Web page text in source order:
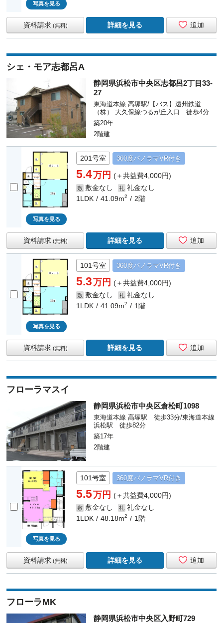
写真を見る
追加
資料請求 (無料) 詳細を見る
シェ・モア志都呂A
静岡県浜松市中央区志都呂2丁目33-
27
東海道本線 高塚駅/【バス】遠州鉄道
（株） 大久保線つるが丘入口 徒歩4分
築20年
2階建
写真を見る
201号室 360度パノラマVR付き
5.4万円(＋共益費4,000円)
敷 敷金なし 礼 礼金なし
1LDK
41.09m2 2階
追加
資料請求 (無料) 詳細を見る
写真を見る
101号室 360度パノラマVR付き
5.3万円(＋共益費4,000円)
敷 敷金なし 礼 礼金なし
1LDK
41.09m2 1階
追加
資料請求 (無料) 詳細を見る
フローラマスイ
静岡県浜松市中央区倉松町1098
東海道本線 高塚駅 徒歩33分/東海道本線
浜松駅 徒歩82分
築17年
2階建
写真を見る
101号室 360度パノラマVR付き
5.5万円(＋共益費4,000円)
敷 敷金なし 礼 礼金なし
1LDK
48.18m2 1階
追加
資料請求 (無料) 詳細を見る
フローラMK
静岡県浜松市中央区入野町729